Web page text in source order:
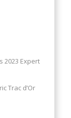
2023 Expert
Trac d’Or